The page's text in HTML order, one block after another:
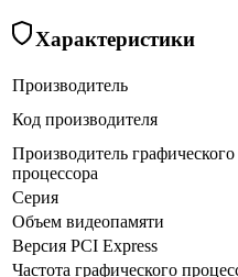
Характеристики
Производитель
Код производителя
Производитель графического
процессора
Серия
Объем видеопамяти
Версия PCI Express
Частота графического